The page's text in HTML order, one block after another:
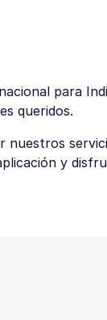
para
queridos.
nuestros
y